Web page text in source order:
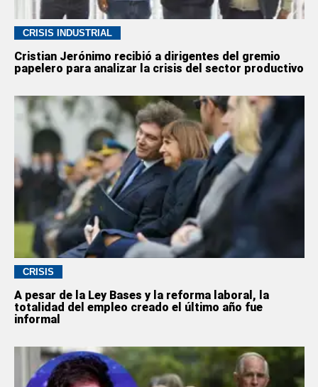
CRISIS INDUSTRIAL
Cristian Jerónimo recibió a dirigentes del gremio
papelero para analizar la crisis del sector productivo
CRISIS
A pesar de la Ley Bases y la reforma laboral, la
totalidad del empleo creado el último año fue
informal